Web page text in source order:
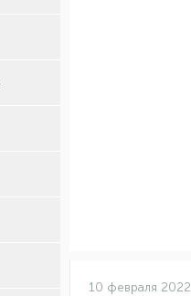
10 февраля 2022